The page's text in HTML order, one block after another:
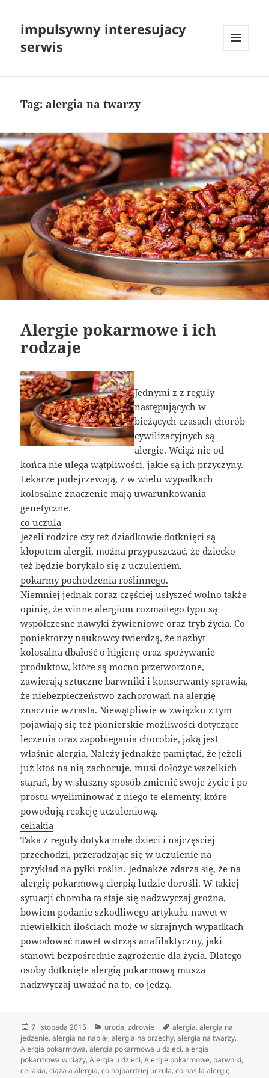
impulsywny interesujacy
serwis
Tag: alergia na twarzy
Alergie pokarmowe i ich
rodzaje
Jednymi z z reguły
następujących w
bieżących czasach chorób
cywilizacyjnych są
alergie. Wciąż nie od
końca nie ulega wątpliwości, jakie są ich przyczyny.
Lekarze podejrzewają, z w wielu wypadkach
kolosalne znaczenie mają uwarunkowania
genetyczne.
co uczula
Jeżeli rodzice czy też dziadkowie dotknięci są
kłopotem alergii, można przypuszczać, że dziecko
też będzie borykało się z uczuleniem.
pokarmy pochodzenia roślinnego.
Niemniej jednak coraz częściej usłyszeć wolno także
opinię, że winne alergiom rozmaitego typu są
współczesne nawyki żywieniowe oraz tryb życia. Co
poniektórzy naukowcy twierdzą, że nazbyt
kolosalna dbałość o higienę oraz spożywanie
produktów, które są mocno przetworzone,
zawierają sztuczne barwniki i konserwanty sprawia,
że niebezpieczeństwo zachorowań na alergię
znacznie wzrasta. Niewątpliwie w związku z tym
pojawiają się też pionierskie możliwości dotyczące
leczenia oraz zapobiegania chorobie, jaką jest
właśnie alergia. Należy jednakże pamiętać, że jeżeli
już ktoś na nią zachoruje, musi dołożyć wszelkich
starań, by w słuszny sposób zmienić swoje życie i po
prostu wyeliminować z niego te elementy, które
powodują reakcję uczuleniową.
celiakia
Taka z reguły dotyka małe dzieci i najczęściej
przechodzi, przeradzając się w uczulenie na
przykład na pyłki roślin. Jednakże zdarza się, że na
alergię pokarmową cierpią ludzie dorośli. W takiej
sytuacji choroba ta staje się nadzwyczaj groźna,
bowiem podanie szkodliwego artykułu nawet w
niewielkich ilościach może w skrajnych wypadkach
powodować nawet wstrząs anafilaktyczny, jaki
stanowi bezpośrednie zagrożenie dla życia. Dlatego
osoby dotknięte alergią pokarmową musza
nadzwyczaj uważać na to, co jedzą.
Data
publikacji
7 listopada 2015 Kategorie
uroda,zdrowie Tagi
alergia,alergia na
jedzenie,alergia na nabiał,alergia na orzechy,alergia na twarzy,
Alergia pokarmowa,alergia pokarmowa u dzieci,alergia
pokarmowa w ciąży,Alergia u dzieci,Alergie pokarmowe, barwniki,
celiakia,ciąża a alergia,co najbardziej uczula,co nasila alergię